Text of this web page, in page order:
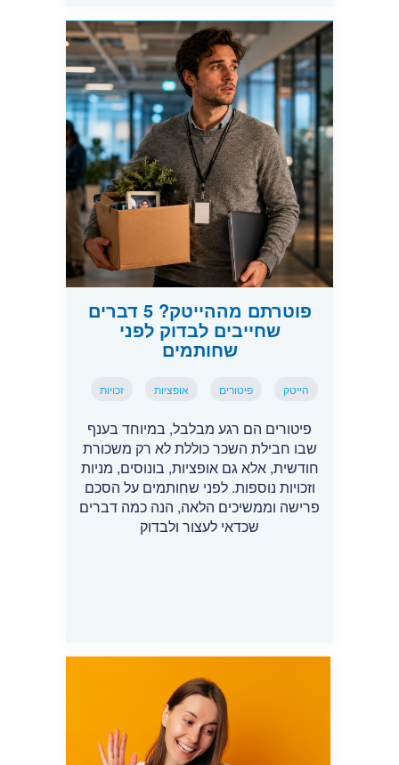
פוטרתם מההייטק? 5 דברים
שחייבים לבדוק לפני
שחותמים
הייטק פיטורים אופציות זכויות
פיטורים הם רגע מבלבל, במיוחד בענף
שבו חבילת השכר כוללת לא רק משכורת
חודשית, אלא גם אופציות, בונוסים, מניות
וזכויות נוספות. לפני שחותמים על הסכם
פרישה וממשיכים הלאה, הנה כמה דברים
שכדאי לעצור ולבדוק